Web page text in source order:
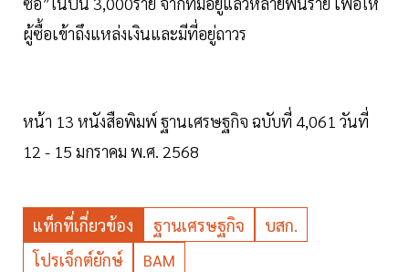
ผู้ซื้อเข้าถึงแหล่งเงินและมีที่อยู่ถาวร
หน้า 13 หนังสือพิมพ์ ฐานเศรษฐกิจ ฉบับที่ 4,061 วันที่
12 - 15 มกราคม พ.ศ. 2568
แท็กที่เกี่ยวข้อง ฐานเศรษฐกิจ
บสก.
โปรเจ็กต์ยักษ์
BAM